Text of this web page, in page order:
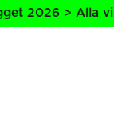
> Alla